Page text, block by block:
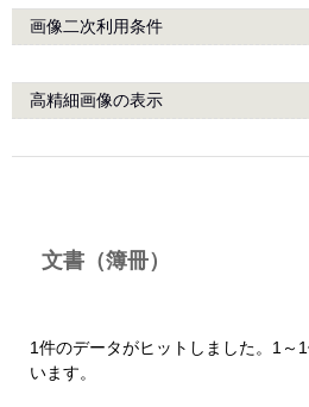
画像二次利用条件
高精細画像の表示
文書（簿冊）
1件のデータがヒットしました。1～
います。